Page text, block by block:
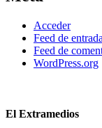
Acceder
Feed de
Feed de
WordPress.org
El Extramedios